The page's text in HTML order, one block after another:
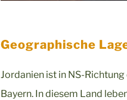
Geographische
Jordanien ist in NS-
Bayern. In diesem Land